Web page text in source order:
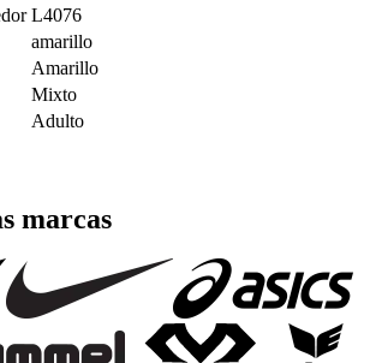
L4076
amarillo
Amarillo
Mixto
Adulto
marcas